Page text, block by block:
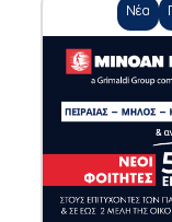
Νέα